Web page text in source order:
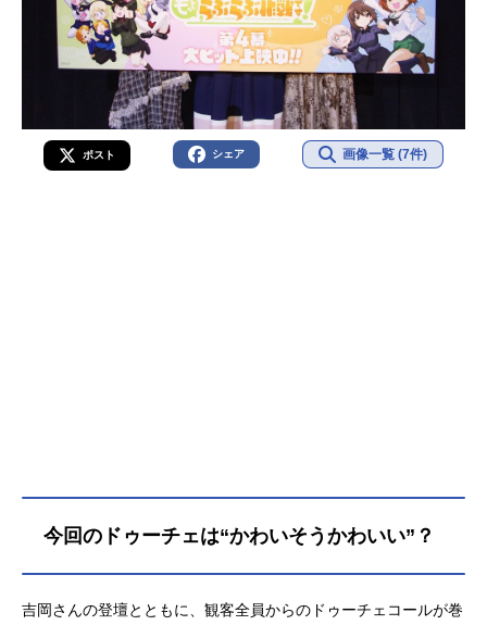
ポスト シェア 画像一覧 (7件)
今回のドゥーチェは“かわいそうかわいい”？
吉岡さんの登壇とともに、観客全員からのドゥーチェコールが巻